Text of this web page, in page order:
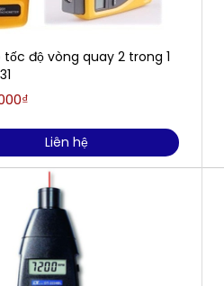
tốc độ vòng quay 2 trong 1
Liên hệ